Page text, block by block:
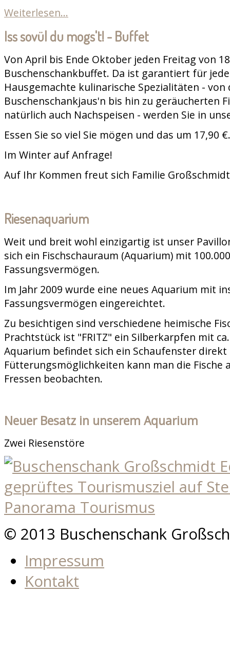
Weiterlesen...
Iss sovül du mogs't! - Buffet
Von April bis Ende Oktober jeden Freitag von
Buschenschankbuffet. Da ist garantiert für
Hausgemachte kulinarische Spezialitäten - von
Buschenschankjaus'n bis hin zu geräucherten
natürlich auch Nachspeisen - werden Sie in
Essen Sie so viel Sie mögen und das um 17,90 €.
Im Winter auf Anfrage!
Auf Ihr Kommen freut sich Familie
Riesenaquarium
Weit und breit wohl einzigartig ist unser
sich ein Fischschauraum (Aquarium) mit
Fassungsvermögen.
Im Jahr 2009 wurde eine neues Aquarium mit
Fassungsvermögen eingereichtet.
Zu besichtigen sind verschiedene heimische
Prachtstück ist "FRITZ" ein Silberkarpfen mit
Aquarium befindet sich ein Schaufenster direkt
Fütterungsmöglichkeiten kann man die Fische
Fressen beobachten.
Neuer Besatz in unserem Aquarium
Zwei Riesenstöre
© 2013 Buschenschank
Impressum
Kontakt